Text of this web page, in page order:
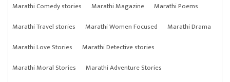
Marathi Comedy stories
Marathi Magazine
Marathi Poems
Marathi Travel stories
Marathi Women Focused
Marathi Drama
Marathi Love Stories
Marathi Detective stories
Marathi Moral Stories
Marathi Adventure Stories